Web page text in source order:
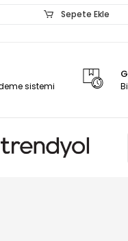
Sepete Ekle
sistemi